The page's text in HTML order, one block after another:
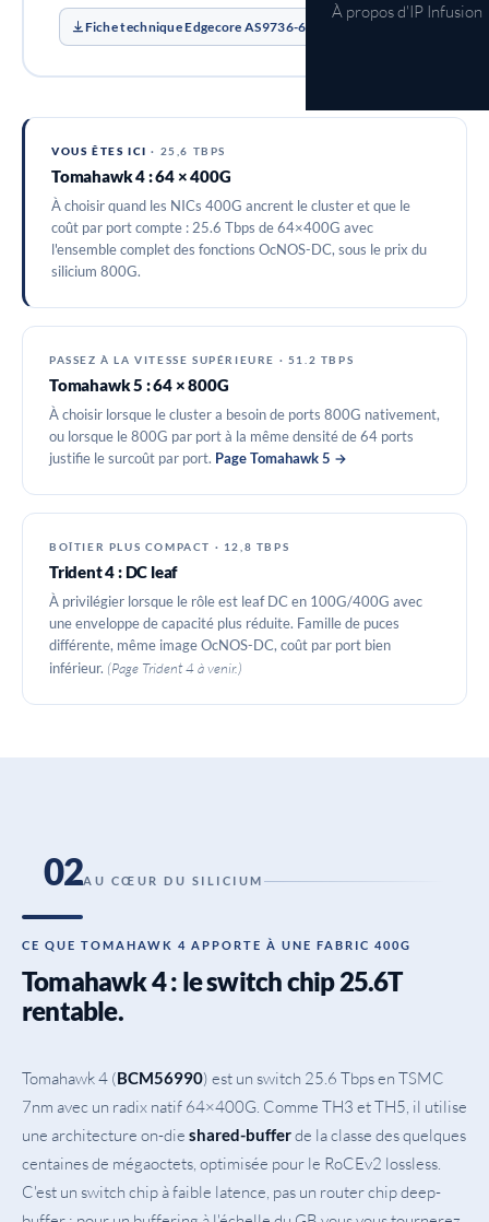
À propos d'IP Infusion
Fiche technique Edgecore AS9736-64D
VOUS ÊTES ICI · 25,6 TBPS
Tomahawk 4 : 64 × 400G
À choisir quand les NICs 400G ancrent le cluster et que le
coût par port compte : 25.6 Tbps de 64×400G avec
l'ensemble complet des fonctions OcNOS-DC, sous le prix du
silicium 800G.
PASSEZ À LA VITESSE SUPÉRIEURE · 51.2 TBPS
Tomahawk 5 : 64 × 800G
À choisir lorsque le cluster a besoin de ports 800G nativement,
ou lorsque le 800G par port à la même densité de 64 ports
justifie le surcoût par port. Page Tomahawk 5 →
BOÎTIER PLUS COMPACT · 12,8 TBPS
Trident 4 : DC leaf
À privilégier lorsque le rôle est leaf DC en 100G/400G avec
une enveloppe de capacité plus réduite. Famille de puces
différente, même image OcNOS-DC, coût par port bien
inférieur. (Page Trident 4 à venir.)
02AU CŒUR DU SILICIUM
CE QUE TOMAHAWK 4 APPORTE À UNE FABRIC 400G
Tomahawk 4 : le switch chip 25.6T
rentable.
Tomahawk 4 (BCM56990) est un switch 25.6 Tbps en TSMC
7nm avec un radix natif 64×400G. Comme TH3 et TH5, il utilise
une architecture on-die shared-bufferde la classe des quelques
centaines de mégaoctets, optimisée pour le RoCEv2 lossless.
C'est un switch chip à faible latence, pas un router chip deep-